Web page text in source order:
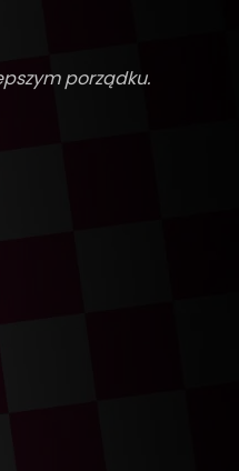
porządku.